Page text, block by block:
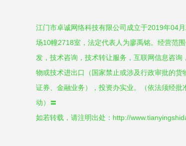
江门市卓诚网络科技有限公司成立于2019年04
场10幢2718室，法定代表人为廖禹铭。经营范
发，技术咨询，技术转让服务，互联网信息咨
物或技术进出口（国家禁止或涉及行政审批的
证券、金融业务），投资办实业。（依法须经
动）〓
如若转载，请注明出处：http://